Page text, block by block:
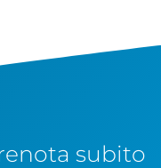
subito